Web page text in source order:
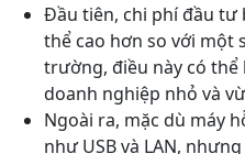
Đầu tiên, chi phí đầu tư
thể cao hơn so với một
trường, điều này có thể
doanh nghiệp nhỏ và
Ngoài ra, mặc dù máy
như USB và LAN,